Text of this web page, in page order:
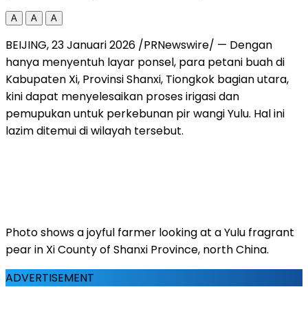
A A A
BEIJING,23 Januari 2026 /PRNewswire/ — Dengan
hanya menyentuh layar ponsel, para petani buah di
Kabupaten Xi, Provinsi Shanxi, Tiongkok bagian utara,
kini dapat menyelesaikan proses irigasi dan
pemupukan untuk perkebunan pir wangi Yulu. Hal ini
lazim ditemui di wilayah tersebut.
Photo shows a joyful farmer looking at a Yulu fragrant
pear in Xi County of Shanxi Province, north China.
ADVERTISEMENT